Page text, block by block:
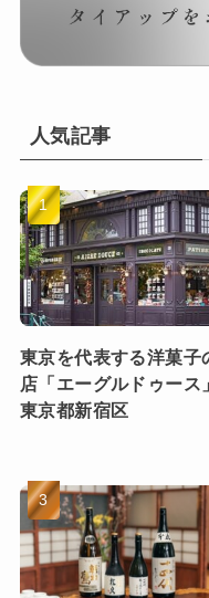
人気記事
東京を代表する洋菓子
店「エーグルドゥース
東京都新宿区